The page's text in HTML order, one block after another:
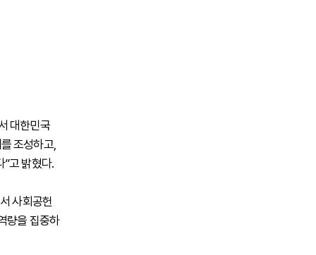
대한민국
조성하고,
”고 밝혔다.
사회공헌
량을 집중하